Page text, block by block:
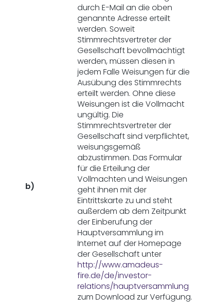
b)
durch E-Mail an die oben
genannte Adresse erteilt
werden. Soweit
Stimmrechtsvertreter der
Gesellschaft bevollmächtigt
werden, müssen diesen in
jedem Falle Weisungen für die
Ausübung des Stimmrechts
erteilt werden. Ohne diese
Weisungen ist die Vollmacht
ungültig. Die
Stimmrechtsvertreter der
Gesellschaft sind verpflichtet,
weisungsgemäß
abzustimmen. Das Formular
für die Erteilung der
Vollmachten und Weisungen
geht ihnen mit der
Eintrittskarte zu und steht
außerdem ab dem Zeitpunkt
der Einberufung der
Hauptversammlung im
Internet auf der Homepage
der Gesellschaft unter
http://www.amadeus-
fire.de/de/investor-
relations/hauptversammlung
zum Download zur Verfügung.